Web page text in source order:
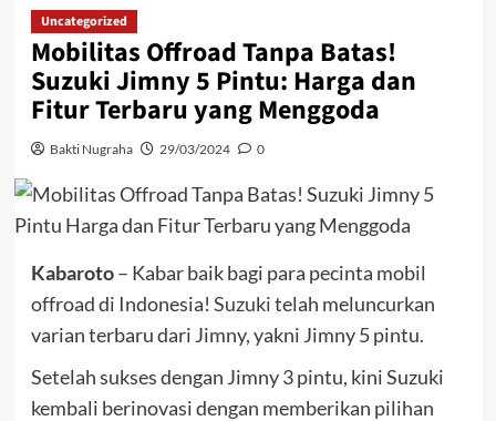
Uncategorized
Mobilitas Offroad Tanpa Batas!
Suzuki Jimny 5 Pintu: Harga dan
Fitur Terbaru yang Menggoda
Bakti Nugraha 29/03/2024 0
Kabaroto– Kabar baik bagi para pecinta mobil
offroad di Indonesia! Suzukitelah meluncurkan
varian terbaru dari Jimny, yakni Jimny 5 pintu.
Setelah sukses dengan Jimny 3 pintu, kini Suzuki
kembali berinovasi dengan memberikan pilihan